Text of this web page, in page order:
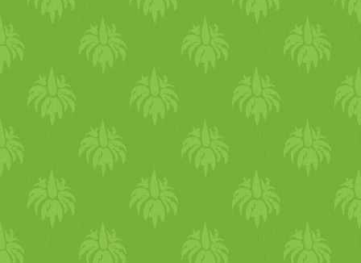
vastagra). A tölteléket
el rajta egyenletesen, és
tekerd fel a bejglit. Ezután
tedd a tepsibe, és hideg
helyen keleszd még fél órát.
- A tetejét kend meg